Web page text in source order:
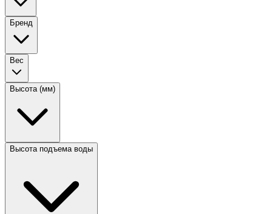
Бренд
Вес
Высота (мм)
Высота подъема воды